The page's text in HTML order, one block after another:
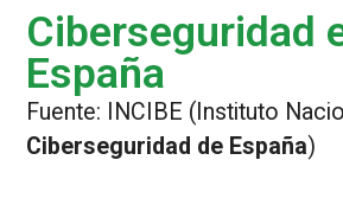
Ciberseguridad
España
Fuente: INCIBE (Instituto
Ciberseguridad de España)